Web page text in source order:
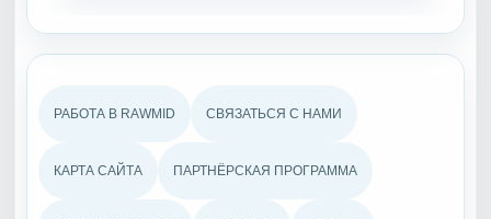
РАБОТА В RAWMID СВЯЗАТЬСЯ С НАМИ
КАРТА САЙТА ПАРТНЁРСКАЯ ПРОГРАММА